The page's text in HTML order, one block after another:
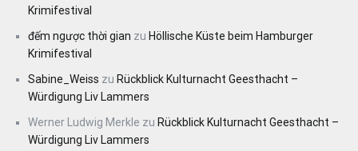
Krimifestival
đếm ngược thời gian zu Höllische Küste beim Hamburger
Krimifestival
Sabine_Weiss zu Rückblick Kulturnacht Geesthacht –
Würdigung Liv Lammers
Werner Ludwig Merkle zu Rückblick Kulturnacht Geesthacht –
Würdigung Liv Lammers